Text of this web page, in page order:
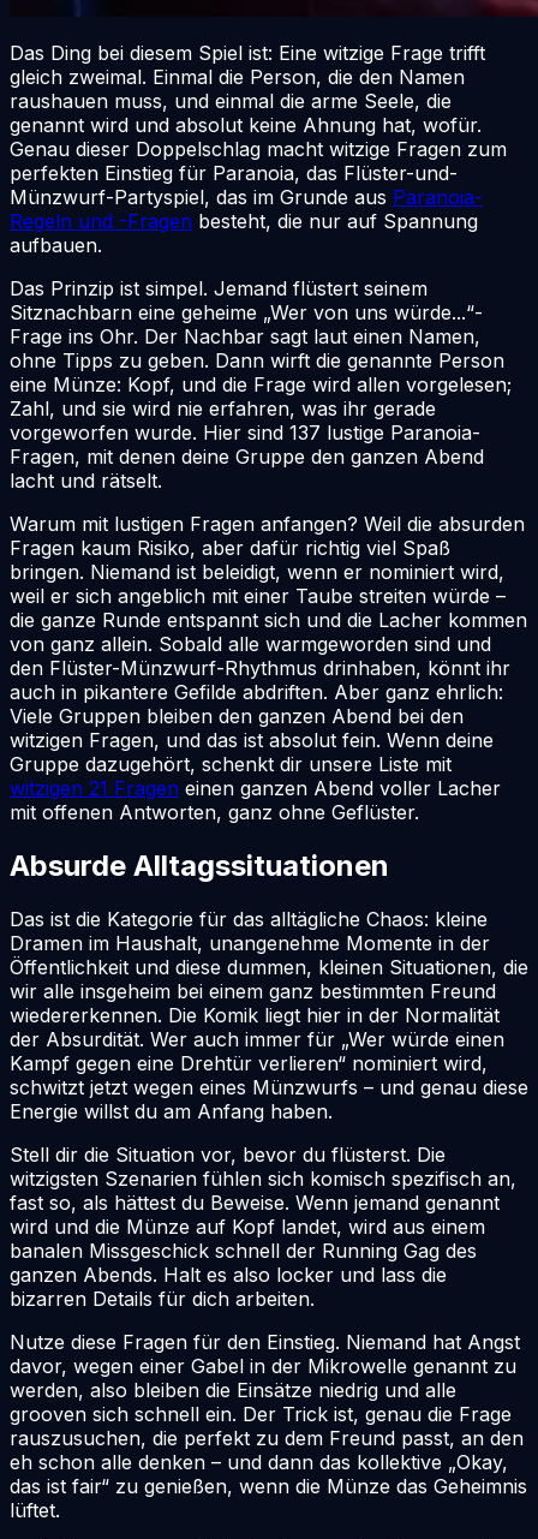
Das Ding bei diesem Spiel ist: Eine witzige Frage trifft
gleich zweimal. Einmal die Person, die den Namen
raushauen muss, und einmal die arme Seele, die
genannt wird und absolut keine Ahnung hat, wofür.
Genau dieser Doppelschlag macht witzige Fragen zum
perfekten Einstieg für Paranoia, das Flüster-und-
Münzwurf-Partyspiel, das im Grunde aus Paranoia-
Regeln und -Fragen besteht, die nur auf Spannung
aufbauen.
Das Prinzip ist simpel. Jemand flüstert seinem
Sitznachbarn eine geheime „Wer von uns würde...“-
Frage ins Ohr. Der Nachbar sagt laut einen Namen,
ohne Tipps zu geben. Dann wirft die genannte Person
eine Münze: Kopf, und die Frage wird allen vorgelesen;
Zahl, und sie wird nie erfahren, was ihr gerade
vorgeworfen wurde. Hier sind 137 lustige Paranoia-
Fragen, mit denen deine Gruppe den ganzen Abend
lacht und rätselt.
Warum mit lustigen Fragen anfangen? Weil die absurden
Fragen kaum Risiko, aber dafür richtig viel Spaß
bringen. Niemand ist beleidigt, wenn er nominiert wird,
weil er sich angeblich mit einer Taube streiten würde –
die ganze Runde entspannt sich und die Lacher kommen
von ganz allein. Sobald alle warmgeworden sind und
den Flüster-Münzwurf-Rhythmus drinhaben, könnt ihr
auch in pikantere Gefilde abdriften. Aber ganz ehrlich:
Viele Gruppen bleiben den ganzen Abend bei den
witzigen Fragen, und das ist absolut fein. Wenn deine
Gruppe dazugehört, schenkt dir unsere Liste mit
witzigen 21 Fragen einen ganzen Abend voller Lacher
mit offenen Antworten, ganz ohne Geflüster.
Absurde Alltagssituationen
Das ist die Kategorie für das alltägliche Chaos: kleine
Dramen im Haushalt, unangenehme Momente in der
Öffentlichkeit und diese dummen, kleinen Situationen, die
wir alle insgeheim bei einem ganz bestimmten Freund
wiedererkennen. Die Komik liegt hier in der Normalität
der Absurdität. Wer auch immer für „Wer würde einen
Kampf gegen eine Drehtür verlieren“ nominiert wird,
schwitzt jetzt wegen eines Münzwurfs – und genau diese
Energie willst du am Anfang haben.
Stell dir die Situation vor, bevor du flüsterst. Die
witzigsten Szenarien fühlen sich komisch spezifisch an,
fast so, als hättest du Beweise. Wenn jemand genannt
wird und die Münze auf Kopf landet, wird aus einem
banalen Missgeschick schnell der Running Gag des
ganzen Abends. Halt es also locker und lass die
bizarren Details für dich arbeiten.
Nutze diese Fragen für den Einstieg. Niemand hat Angst
davor, wegen einer Gabel in der Mikrowelle genannt zu
werden, also bleiben die Einsätze niedrig und alle
grooven sich schnell ein. Der Trick ist, genau die Frage
rauszusuchen, die perfekt zu dem Freund passt, an den
eh schon alle denken – und dann das kollektive „Okay,
das ist fair“ zu genießen, wenn die Münze das Geheimnis
lüftet.